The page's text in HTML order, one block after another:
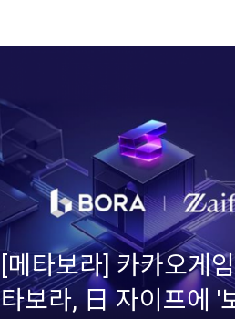
[메타보라] 카카오게임
타보라, 日 자이프에 '